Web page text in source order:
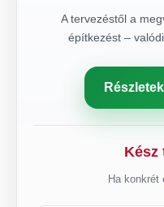
A tervezéstől a
építkezést –
Kész
Ha konkrét